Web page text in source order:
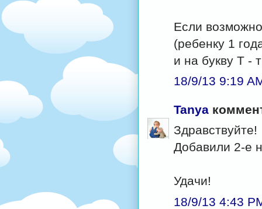
Если
(ребенку 1
и на букву Т -
18/9/13 9:19
Tanya
Здравствуйте!
Добавили 2-е
Удачи!
18/9/13 4:43